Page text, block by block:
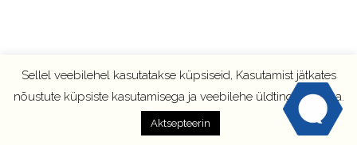
Sellel veebilehel kasutatakse küpsiseid, Kasutamist jätkates
nõustute küpsiste kasutamisega ja veebilehe üldtingimustega.
Aktsepteerin